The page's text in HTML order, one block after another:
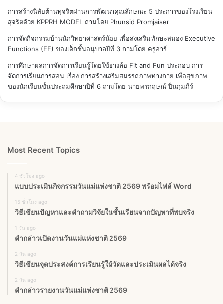
การสร้างนิสัยต้านทุจริตผ่านการพัฒนาคุณลักษณะ 5 ประการของโรงเรียน
สุจริตด้วย KPPRH MODEL ถามโดย Phunsid Promjaiser
การจัดกิจกรรมบ้านนักวิทยาศาสตร์น้อย เพื่อส่งเสริมทักษะสมอง Executive
Functions (EF) ของเด็กชั้นอนุบาลปีที่ 3 ถามโดย ครูอาร์
การศึกษาผลการจัดการเรียนรู้โดยใช้ยางล้อ Fit and Fun ประกอบ การ
จัดการเรียนการสอน เรื่อง การสร้างเสริมสมรรถภาพทางกาย เพื่อสุขภาพ
ของนักเรียนชั้นประถมศึกษาปีที่ 6 ถามโดย นายพรกฤษณ์ ปิ่นกุมภีร์
Most Recent Topics
4 ชั่วโมง ago
แบบประเมินกิจกรรมวันแม่แห่งชาติ 2569 พร้อมไฟล์ Word
15 ชั่วโมง ago
วิธีเขียนปัญหาและคำถามวิจัยในชั้นเรียนจากปัญหาที่พบจริง
1 วัน ago
คำกล่าวเปิดงานวันแม่แห่งชาติ 2569
2 วัน ago
วิธีเขียนจุดประสงค์การเรียนรู้ให้วัดและประเมินผลได้จริง
2 วัน ago
คำกล่าวรายงานวันแม่แห่งชาติ 2569